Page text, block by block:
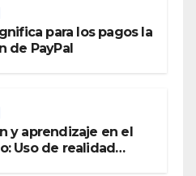
para los pagos la
de PayPal
y aprendizaje en el
Uso de realidad